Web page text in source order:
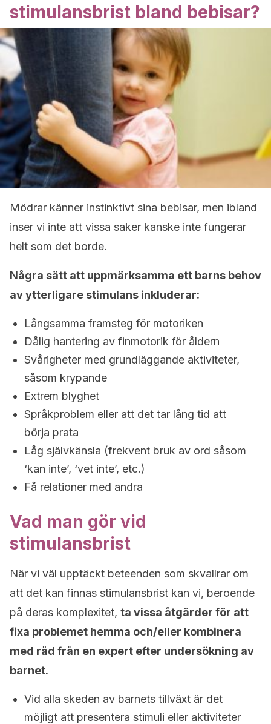
stimulansbrist bland bebisar?
Mödrar känner instinktivt sina bebisar, men ibland
inser vi inte att vissa saker kanske inte fungerar
helt som det borde.
Några sätt att uppmärksamma ett barns behov
av ytterligare stimulans inkluderar:
Långsamma framsteg för motoriken
Dålig hantering av finmotorik för åldern
Svårigheter med grundläggande aktiviteter,
såsom krypande
Extrem blyghet
Språkproblem eller att det tar lång tid att
börja prata
Låg självkänsla (frekvent bruk av ord såsom
‘kan inte’, ‘vet inte’, etc.)
Få relationer med andra
Vad man gör vid
stimulansbrist
När vi väl upptäckt beteenden som skvallrar om
att det kan finnas stimulansbrist kan vi, beroende
på deras komplexitet, ta vissa åtgärder för att
fixa problemet hemma och/eller kombinera
med råd från en expert efter undersökning av
barnet.
Vid alla skeden av barnets tillväxt är det
möjligt att presentera stimuli eller aktiviteter